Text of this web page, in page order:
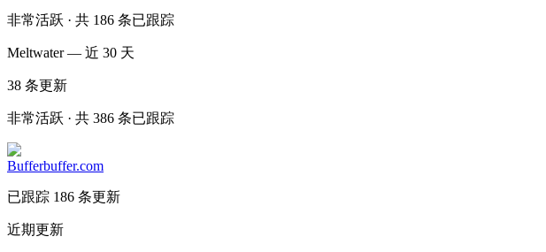
非常活跃 · 共 186 条已跟踪
Meltwater — 近 30 天
38 条更新
非常活跃 · 共 386 条已跟踪
Bufferbuffer.com
已跟踪 186 条更新
近期更新